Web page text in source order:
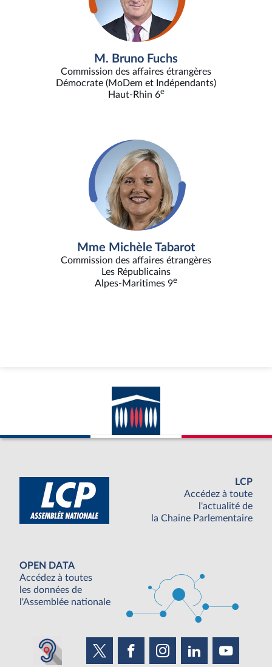
M. Bruno Fuchs
Commission des affaires étrangères
Démocrate (MoDem et Indépendants)
Haut-Rhin 6e
Mme Michèle Tabarot
Commission des affaires étrangères
Les Républicains
Alpes-Maritimes 9e
LCP
Accédez à toute
l'actualité de
la Chaine Parlementaire
OPEN DATA
Accédez à toutes
les données de
l'Assemblée nationale